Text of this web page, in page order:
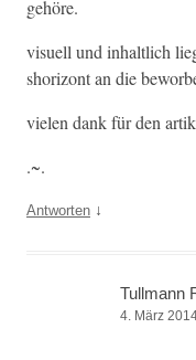
gehöre.
visuell und inhaltlich
shor­i­zont an die
vie­len dank für den
.~.
Antworten ↓
Tullmann
4. März